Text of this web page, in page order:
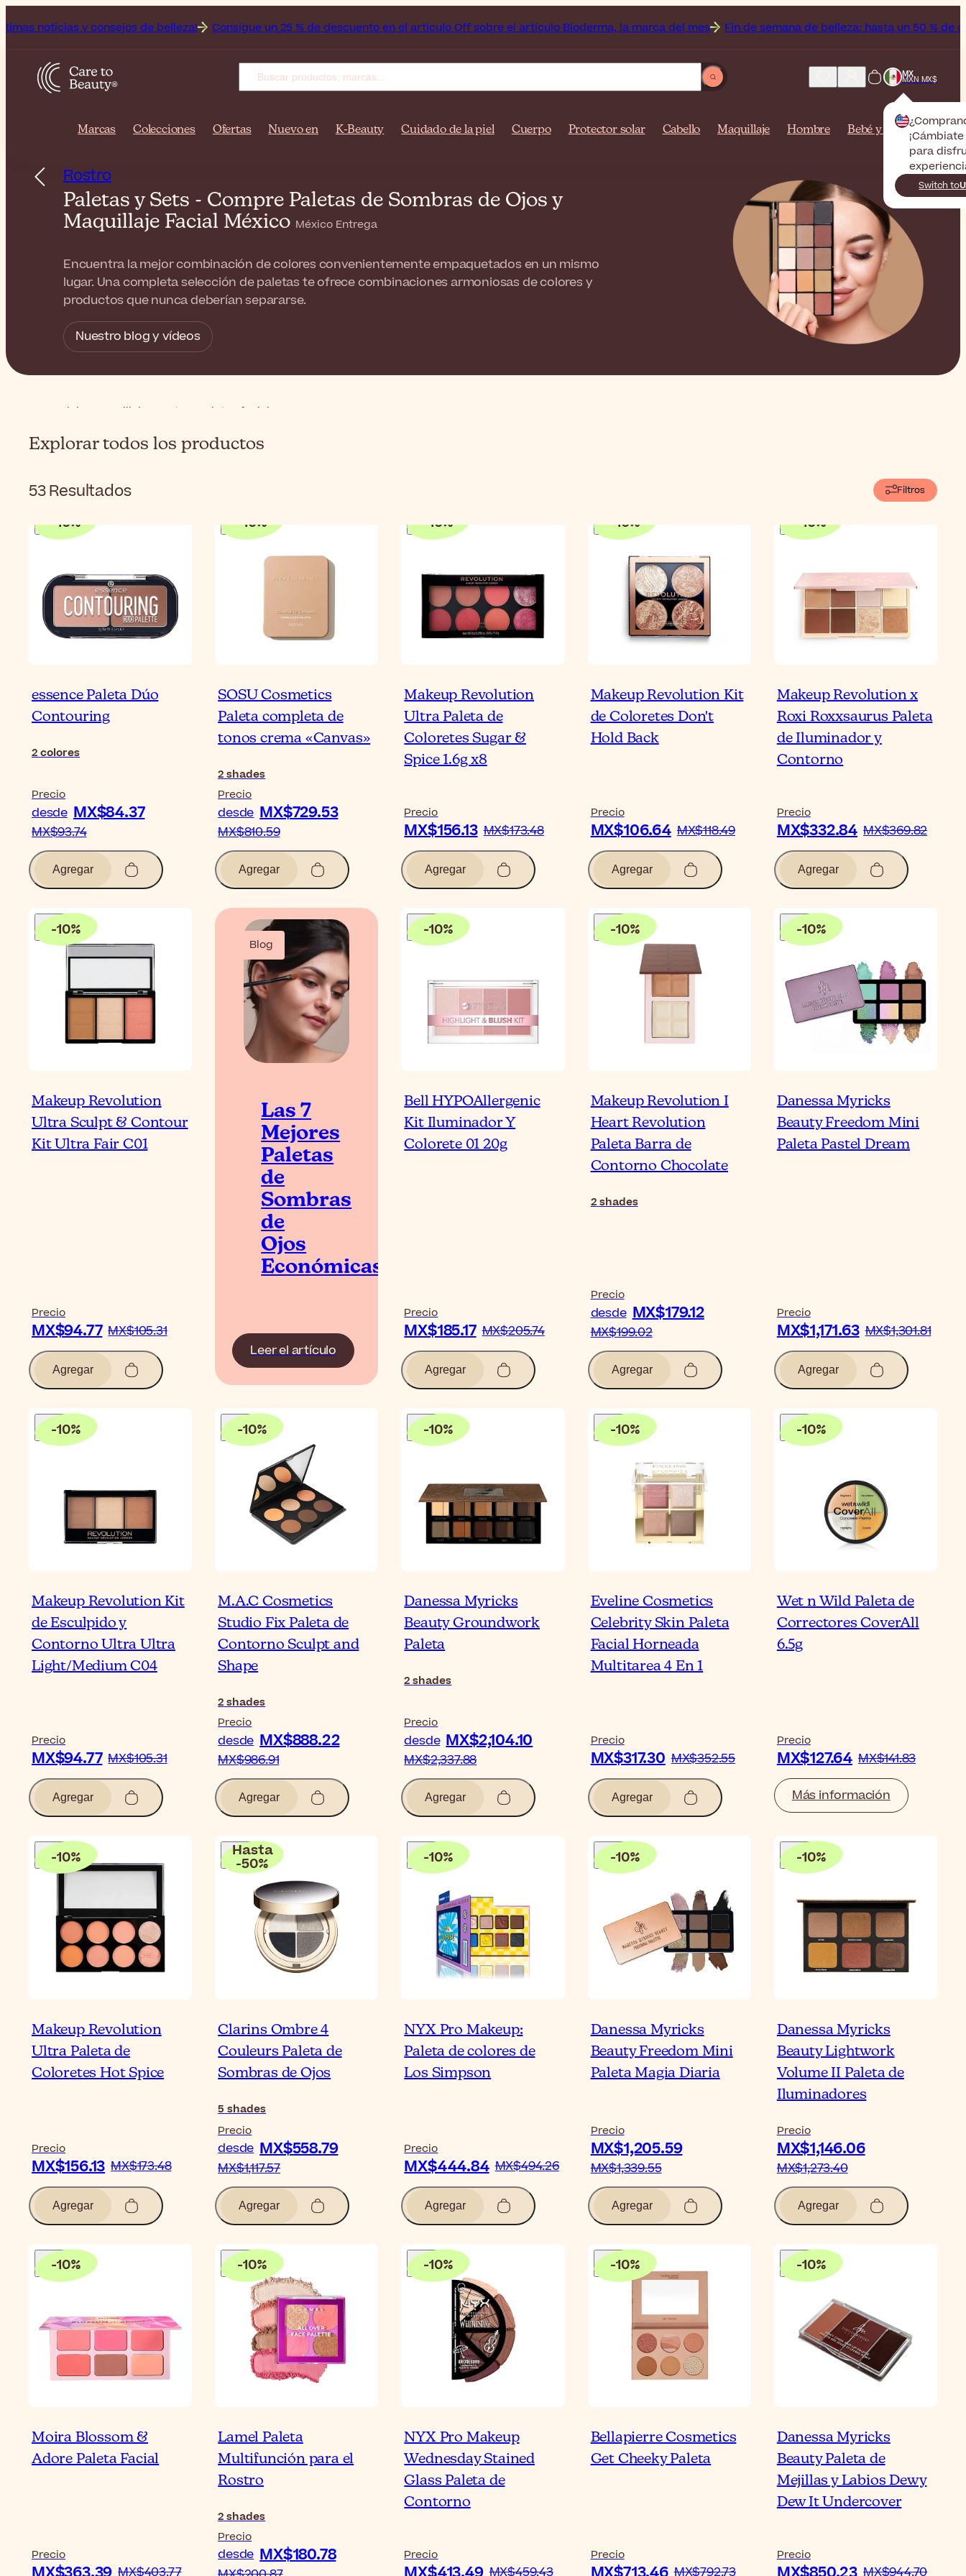
de belleza! Consigue un 25 % de descuento en el artículo Off sobre el artículo Bioderma, la marca del mes Fin de semana de belleza: hasta un 50 % de descuento Off en
MX
MXN MX$
para
Switch to
Marcas Colecciones Ofertas Nuevo en K-Beauty Cuidado de la piel Cuerpo Protector solar Cabello Maquillaje Hombre Bebé y mamá
Rostro
Paletas y Sets - Compre Paletas de Sombras de Ojos y
Maquillaje Facial México México Entrega
Nuestro blog y vídeos
Encuentra la mejor combinación de colores convenientemente empaquetados en un mismo
lugar. Una completa selección de paletas te ofrece combinaciones armoniosas de colores y
productos que nunca deberían separarse.
Inicio Maquillaje Rostro Paletas faciales
Explorar todos los productos
53Resultados Filtros
-10%
essence Paleta Dúo
Contouring
2colores
Precio
desde MX$84.37
MX$93.74
Agregar
-10%
SOSU Cosmetics
Paleta completa de
tonos crema «Canvas»
2shades
Precio
desde MX$729.53
MX$810.59
Agregar
-10%
Makeup Revolution
Ultra Paleta de
Coloretes Sugar &
Spice 1.6g x8
Precio
MX$156.13 MX$173.48
Agregar
-10%
Makeup Revolution Kit
de Coloretes Don't
Hold Back
Precio
MX$106.64 MX$118.49
Agregar
-10%
Makeup Revolution x
Roxi Roxxsaurus Paleta
de Iluminador y
Contorno
Precio
MX$332.84 MX$369.82
Agregar
-10%
Makeup Revolution
Ultra Sculpt & Contour
Kit Ultra Fair C01
Precio
MX$94.77 MX$105.31
Agregar
Blog
Las 7
Mejores
Paletas
de
Sombras
de
Ojos
Económicas
Leer el artículo
-10%
Bell HYPOAllergenic
Kit Iluminador Y
Colorete 01 20g
Precio
MX$185.17 MX$205.74
Agregar
-10%
Makeup Revolution I
Heart Revolution
Paleta Barra de
Contorno Chocolate
2 shades
Precio
desde MX$179.12
MX$199.02
Agregar
-10%
Danessa Myricks
Beauty Freedom Mini
Paleta Pastel Dream
Precio
MX$1,171.63 MX$1,301.81
Agregar
-10%
Makeup Revolution Kit
de Esculpido y
Contorno Ultra Ultra
Light/Medium C04
Precio
MX$94.77 MX$105.31
Agregar
-10%
M.A.C Cosmetics
Studio Fix Paleta de
Contorno Sculpt and
Shape
2shades
Precio
desde MX$888.22
MX$986.91
Agregar
-10%
Danessa Myricks
Beauty Groundwork
Paleta
2shades
Precio
desde MX$2,104.10
MX$2,337.88
Agregar
-10%
Eveline Cosmetics
Celebrity Skin Paleta
Facial Horneada
Multitarea 4 En 1
Precio
MX$317.30 MX$352.55
Agregar
-10%
Wet n Wild Paleta de
Correctores CoverAll
6.5g
Precio
MX$127.64 MX$141.83
Más información
-10%
Makeup Revolution
Ultra Paleta de
Coloretes Hot Spice
Precio
MX$156.13 MX$173.48
Agregar
Hasta
-50%
Clarins Ombre 4
Couleurs Paleta de
Sombras de Ojos
5 shades
Precio
desde MX$558.79
MX$1,117.57
Agregar
-10%
NYX Pro Makeup:
Paleta de colores de
Los Simpson
Precio
MX$444.84 MX$494.26
Agregar
-10%
Danessa Myricks
Beauty Freedom Mini
Paleta Magia Diaria
Precio
MX$1,205.59
MX$1,339.55
Agregar
-10%
Danessa Myricks
Beauty Lightwork
Volume II Paleta de
Iluminadores
Precio
MX$1,146.06
MX$1,273.40
Agregar
-10%
Moira Blossom &
Adore Paleta Facial
Precio
-10%
Lamel Paleta
Multifunción para el
Rostro
2shades
Precio
desde MX$180.78
-10%
NYX Pro Makeup
Wednesday Stained
Glass Paleta de
Contorno
Precio
-10%
Bellapierre Cosmetics
Get Cheeky Paleta
Precio
-10%
Danessa Myricks
Beauty Paleta de
Mejillas y Labios Dewy
Dew It Undercover
Precio